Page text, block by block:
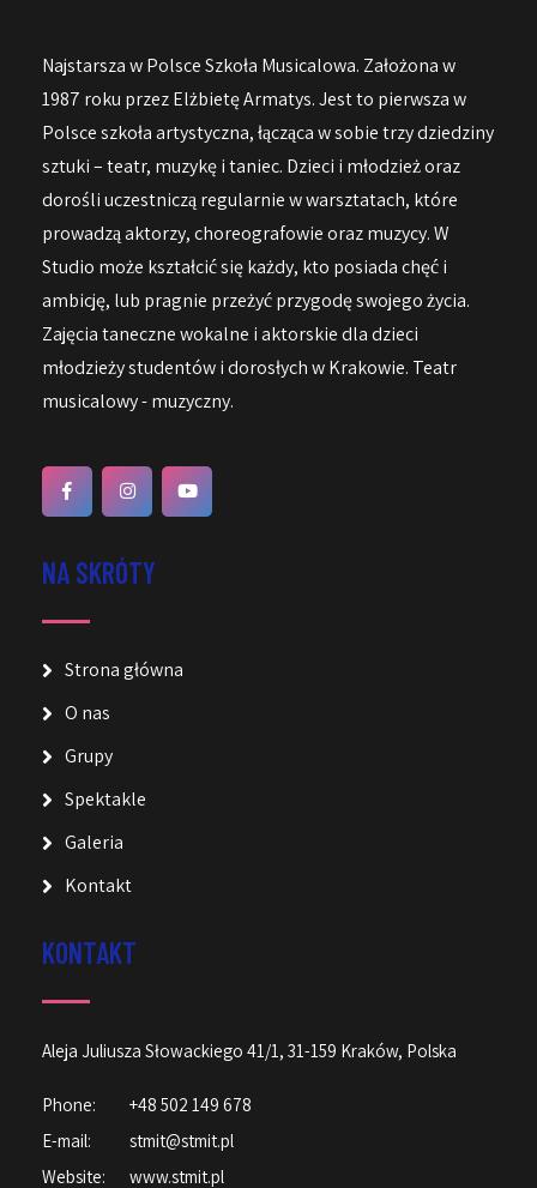
Najstarsza w Polsce Szkoła Musicalowa. Założona w
1987 roku przez Elżbietę Armatys. Jest to pierwsza w
Polsce szkoła artystyczna, łącząca w sobie trzy dziedziny
sztuki – teatr, muzykę i taniec. Dzieci i młodzież oraz
dorośli uczestniczą regularnie w warsztatach, które
prowadzą aktorzy, choreografowie oraz muzycy. W
Studio może kształcić się każdy, kto posiada chęć i
ambicję, lub pragnie przeżyć przygodę swojego życia.
Zajęcia taneczne wokalne i aktorskie dla dzieci
młodzieży studentów i dorosłych w Krakowie. Teatr
musicalowy - muzyczny.
NA SKRÓTY
Strona główna
O nas
Grupy
Spektakle
Galeria
Kontakt
KONTAKT
Aleja Juliusza Słowackiego 41/1, 31-159 Kraków, Polska
Phone:
+48 502 149 678
E-mail:
stmit@stmit.pl
Website:
www.stmit.pl